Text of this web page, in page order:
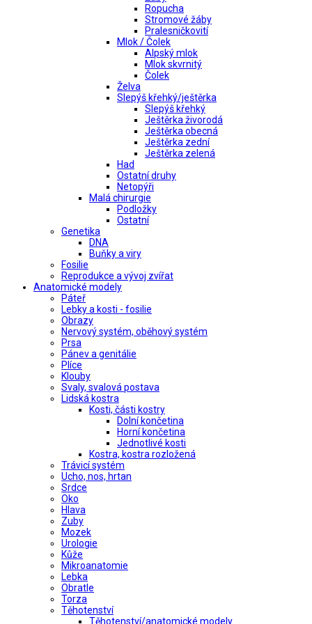
Ropucha
Stromové žáby
Pralesničkovití
Mlok / Čolek
Alpský mlok
Mlok skvrnitý
Čolek
Želva
Slepýš křehký/ještěrka
Slepýš křehký
Ještěrka živorodá
Ještěrka obecná
Ještěrka zední
Ještěrka zelená
Had
Ostatní druhy
Netopýři
Malá chirurgie
Podložky
Ostatní
Genetika
DNA
Buňky a viry
Fosilie
Reprodukce a vývoj zvířat
Anatomické modely
Páteř
Lebky a kosti - fosilie
Obrazy
Nervový systém, oběhový systém
Prsa
Pánev a genitálie
Plíce
Klouby
Svaly, svalová postava
Lidská kostra
Kosti, části kostry
Dolní končetina
Horní končetina
Jednotlivé kosti
Kostra, kostra rozložená
Trávicí systém
Ucho, nos, hrtan
Srdce
Oko
Hlava
Zuby
Mozek
Urologie
Kůže
Mikroanatomie
Lebka
Obratle
Torza
Těhotenství
Těhotenství/anatomické modely